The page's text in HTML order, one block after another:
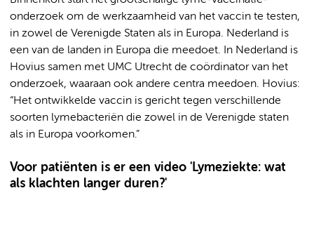
onderzoek om de werkzaamheid van het vaccin te testen,
in zowel de Verenigde Staten als in Europa. Nederland is
een van de landen in Europa die meedoet. In Nederland is
Hovius samen met UMC Utrecht de coördinator van het
onderzoek, waaraan ook andere centra meedoen. Hovius:
“Het ontwikkelde vaccin is gericht tegen verschillende
soorten lymebacteriën die zowel in de Verenigde staten
als in Europa voorkomen.”
Voor patiënten is er een video 'Lymeziekte: wat
als klachten langer duren?'